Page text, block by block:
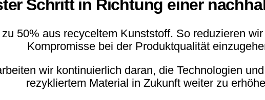
Schritt in Richtung einer
50% aus recyceltem Kunststoff. So reduzieren
Kompromisse bei der Produktqualität
wir kontinuierlich daran, die Technologien
rezykliertem Material in Zukunft weiter zu